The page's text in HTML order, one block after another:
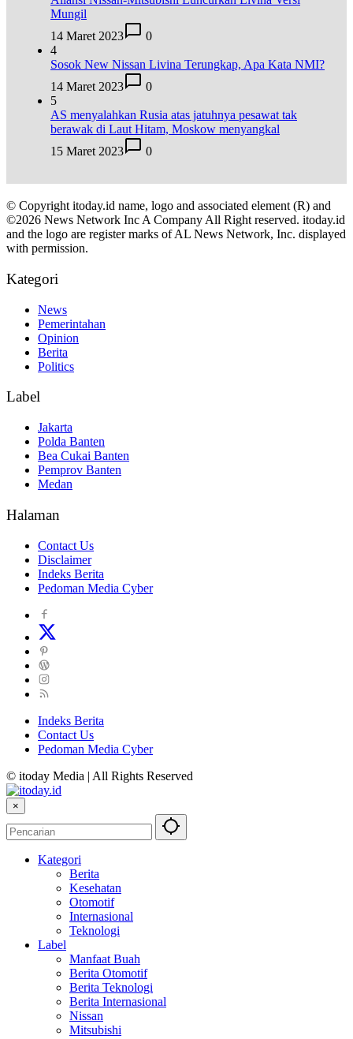
Mungil
14 Maret 2023
0
4
Sosok New Nissan Livina Terungkap, Apa Kata NMI?
14 Maret 2023
0
5
AS menyalahkan Rusia atas jatuhnya pesawat tak
berawak di Laut Hitam, Moskow menyangkal
15 Maret 2023
0
© Copyright itoday.id name, logo and associated element (R) and
©2026 News Network Inc A Company All Right reserved. itoday.id
and the logo are register marks of AL News Network, Inc. displayed
with permission.
Kategori
News
Pemerintahan
Opinion
Berita
Politics
Label
Jakarta
Polda Banten
Bea Cukai Banten
Pemprov Banten
Medan
Halaman
Contact Us
Disclaimer
Indeks Berita
Pedoman Media Cyber
Indeks Berita
Contact Us
Pedoman Media Cyber
© itoday Media | All Rights Reserved
×
Kategori
Berita
Kesehatan
Otomotif
Internasional
Teknologi
Label
Manfaat Buah
Berita Otomotif
Berita Teknologi
Berita Internasional
Nissan
Mitsubishi